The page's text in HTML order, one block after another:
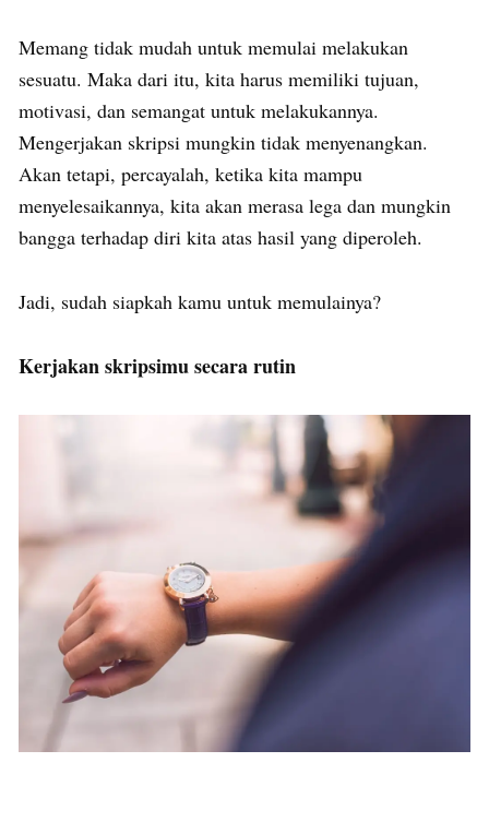
Memang tidak mudah untuk memulai melakukan
sesuatu. Maka dari itu, kita harus memiliki tujuan,
motivasi, dan semangat untuk melakukannya.
Mengerjakan skripsi mungkin tidak menyenangkan.
Akan tetapi, percayalah, ketika kita mampu
menyelesaikannya, kita akan merasa lega dan mungkin
bangga terhadap diri kita atas hasil yang diperoleh.
Jadi, sudah siapkah kamu untuk memulainya?
Kerjakan skripsimu secara rutin